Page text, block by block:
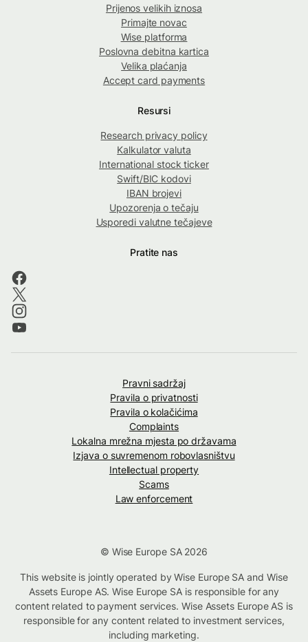
Prijenos velikih iznosa
Primajte novac
Wise platforma
Poslovna debitna kartica
Velika plaćanja
Accept card payments
Resursi
Research privacy policy
Kalkulator valuta
International stock ticker
Swift/BIC kodovi
IBAN brojevi
Upozorenja o tečaju
Usporedi valutne tečajeve
Pratite nas
Pravni sadržaj
Pravila o privatnosti
Pravila o kolačićima
Complaints
Lokalna mrežna mjesta po državama
Izjava o suvremenom robovlasništvu
Intellectual property
Scams
Law enforcement
© Wise Europe SA 2026
This website is jointly operated by Wise Europe SA and Wise
Assets Europe AS. Wise Europe SA is responsible for any
content related to payment services. Wise Assets Europe AS is
responsible for any content related to investment services,
including marketing.